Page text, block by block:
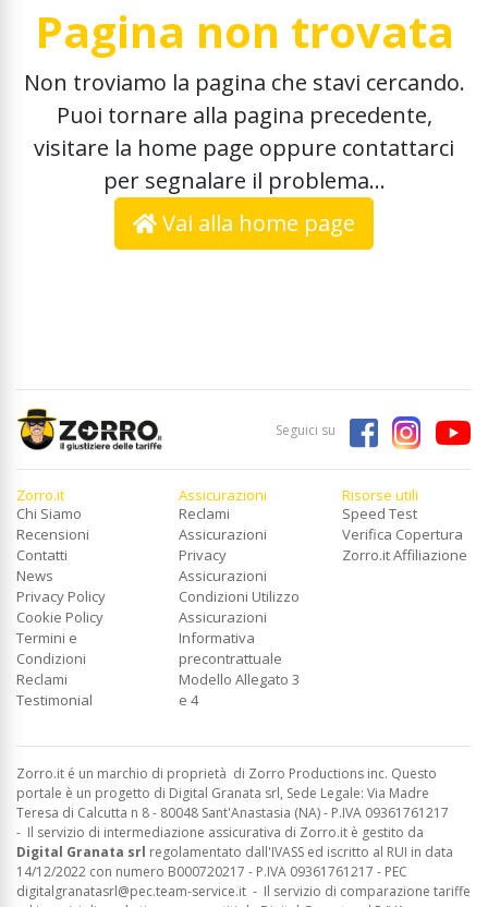
Pagina non trovata
Non troviamo la pagina che stavi cercando.
Puoi tornare alla pagina precedente,
visitare la home page oppure contattarci
per segnalare il problema...
Vai alla home page
Seguici su
Zorro.it
Chi Siamo
Recensioni
Contatti
News
Privacy Policy
Cookie Policy
Termini e
Condizioni
Reclami
Testimonial
Assicurazioni
Reclami
Assicurazioni
Privacy
Assicurazioni
Condizioni Utilizzo
Assicurazioni
Informativa
precontrattuale
Modello Allegato 3
e 4
Risorse utili
Speed Test
Verifica Copertura
Zorro.it Affiliazione
Zorro.it é un marchio di proprietà di Zorro Productions inc. Questo
portale è un progetto di Digital Granata srl, Sede Legale: Via Madre
Teresa di Calcutta n 8 - 80048 Sant'Anastasia (NA) - P.IVA 09361761217
- Il servizio di intermediazione assicurativa di Zorro.it è gestito da
Digital Granata srl regolamentato dall'IVASS ed iscritto al RUI in data
14/12/2022 con numero B000720217 - P.IVA 09361761217 - PEC
digitalgranatasrl@pec.team-service.it - Il servizio di comparazione tariffe